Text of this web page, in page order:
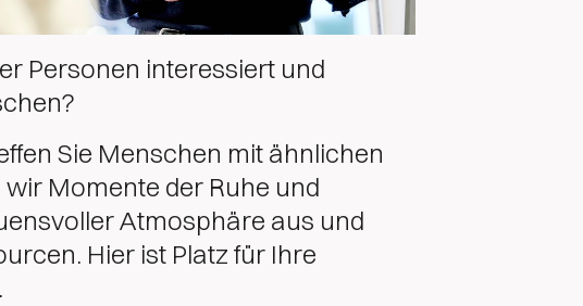
Personen interessiert und
Sie Menschen mit ähnlichen
Momente der Ruhe und
Atmosphäre aus und
Hier ist Platz für Ihre